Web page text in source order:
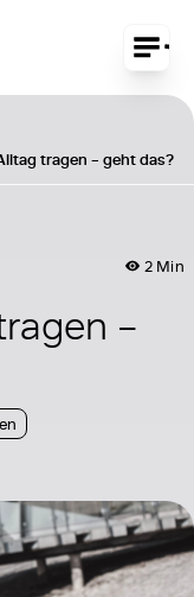
tragen – geht das?
2 Min
–